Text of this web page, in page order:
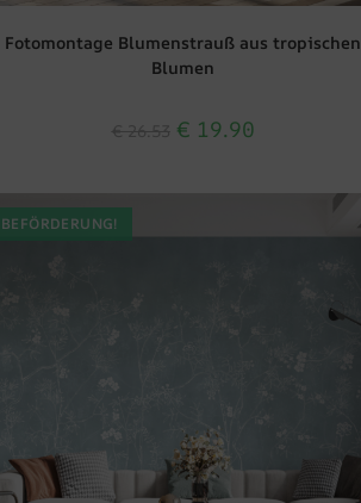
Fotomontage Blumenstrauß aus tropischen
Blumen
€ 19.90
BEFÖRDERUNG!